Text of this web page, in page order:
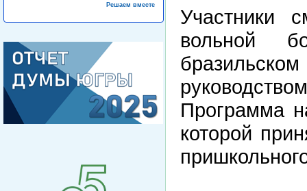
Решаем вместе
Участники
вольной
Программа
которой